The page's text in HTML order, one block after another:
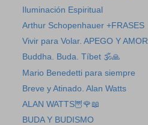
Iluminación Espiritual
Arthur Schopenhauer +FRASES
Vivir para Volar. APEGO Y AMOR
Buddha. Buda. Tíbet 🕉️🙏
Mario Benedetti para siempre
Breve y Atinado. Alan Watts
ALAN WATTS🦉🌹📖
BUDA Y BUDISMO